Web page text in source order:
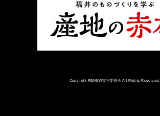
Copyright RENEW実行委員会 All Rights Reserved.